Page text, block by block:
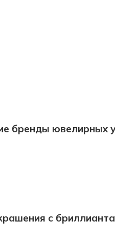
бренды ювелирных
с